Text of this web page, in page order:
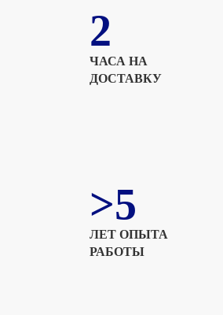
2
ЧАСА НА
ДОСТАВКУ
>5
ЛЕТ ОПЫТА
РАБОТЫ